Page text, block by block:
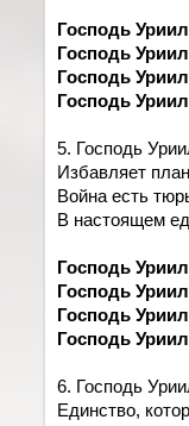
Господь
Господь
Господь
Господь
5. Господь
Избавляет
Война есть
В настоящем
Господь
Господь
Господь
Господь
6. Господь
Единство,